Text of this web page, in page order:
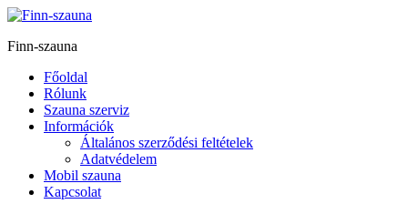
Finn-szauna
Főoldal
Rólunk
Szauna szerviz
Információk
Általános szerződési feltételek
Adatvédelem
Mobil szauna
Kapcsolat